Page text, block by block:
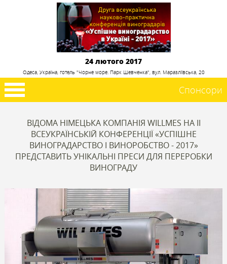
24 лютого 2017
Одеса, Україна, готель "Чорне море. Парк Шевченка", вул. Маразліївська, 20
Спонсори
ВІДОМА НІМЕЦЬКА КОМПАНІЯ WILLMES НА ІІ
ВСЕУКРАЇНСЬКІЙ КОНФЕРЕНЦІЇ «УСПІШНЕ
ВИНОГРАДАРСТВО І ВИНОРОБСТВО - 2017»
ПРЕДСТАВИТЬ УНІКАЛЬНІ ПРЕСИ ДЛЯ ПЕРЕРОБКИ
ВИНОГРАДУ